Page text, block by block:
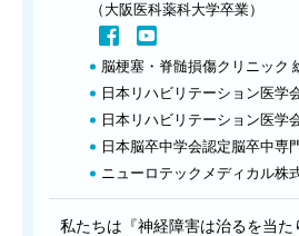
（大阪医科薬科大学卒業）
脳梗塞・脊髄損傷クリニック
日本リハビリテーション医学
日本リハビリテーション医学
日本脳卒中学会認定脳卒中専
ニューロテックメディカル株
私たちは『神経障害は治るを当た